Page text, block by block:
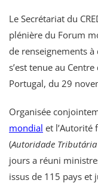
Le Secrétariat du
plénière du Forum
de renseignements
s’est tenue au
Portugal, du 29
Organisée
mondial et l’Autorité
(Autoridade
jours a réuni
issus de 115 pays et